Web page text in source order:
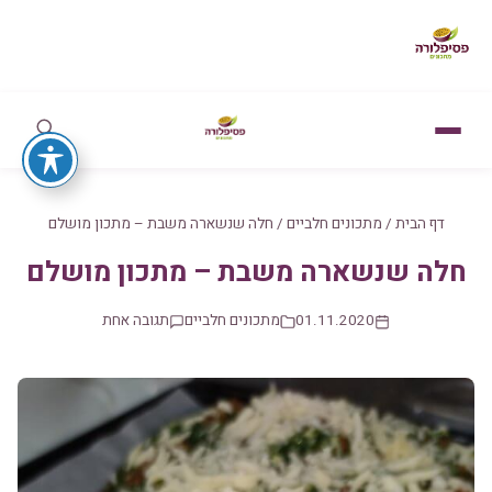
דף הבית / מתכונים חלביים / חלה שנשארה משבת – מתכון מושלם
חלה שנשארה משבת – מתכון מושלם
01.11.2020 מתכונים חלביים תגובה אחת